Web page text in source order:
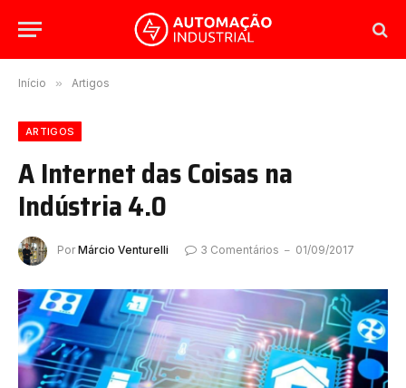
Início » Artigos
ARTIGOS
A Internet das Coisas na
Indústria 4.0
Por Márcio Venturelli 3 Comentários 01/09/2017